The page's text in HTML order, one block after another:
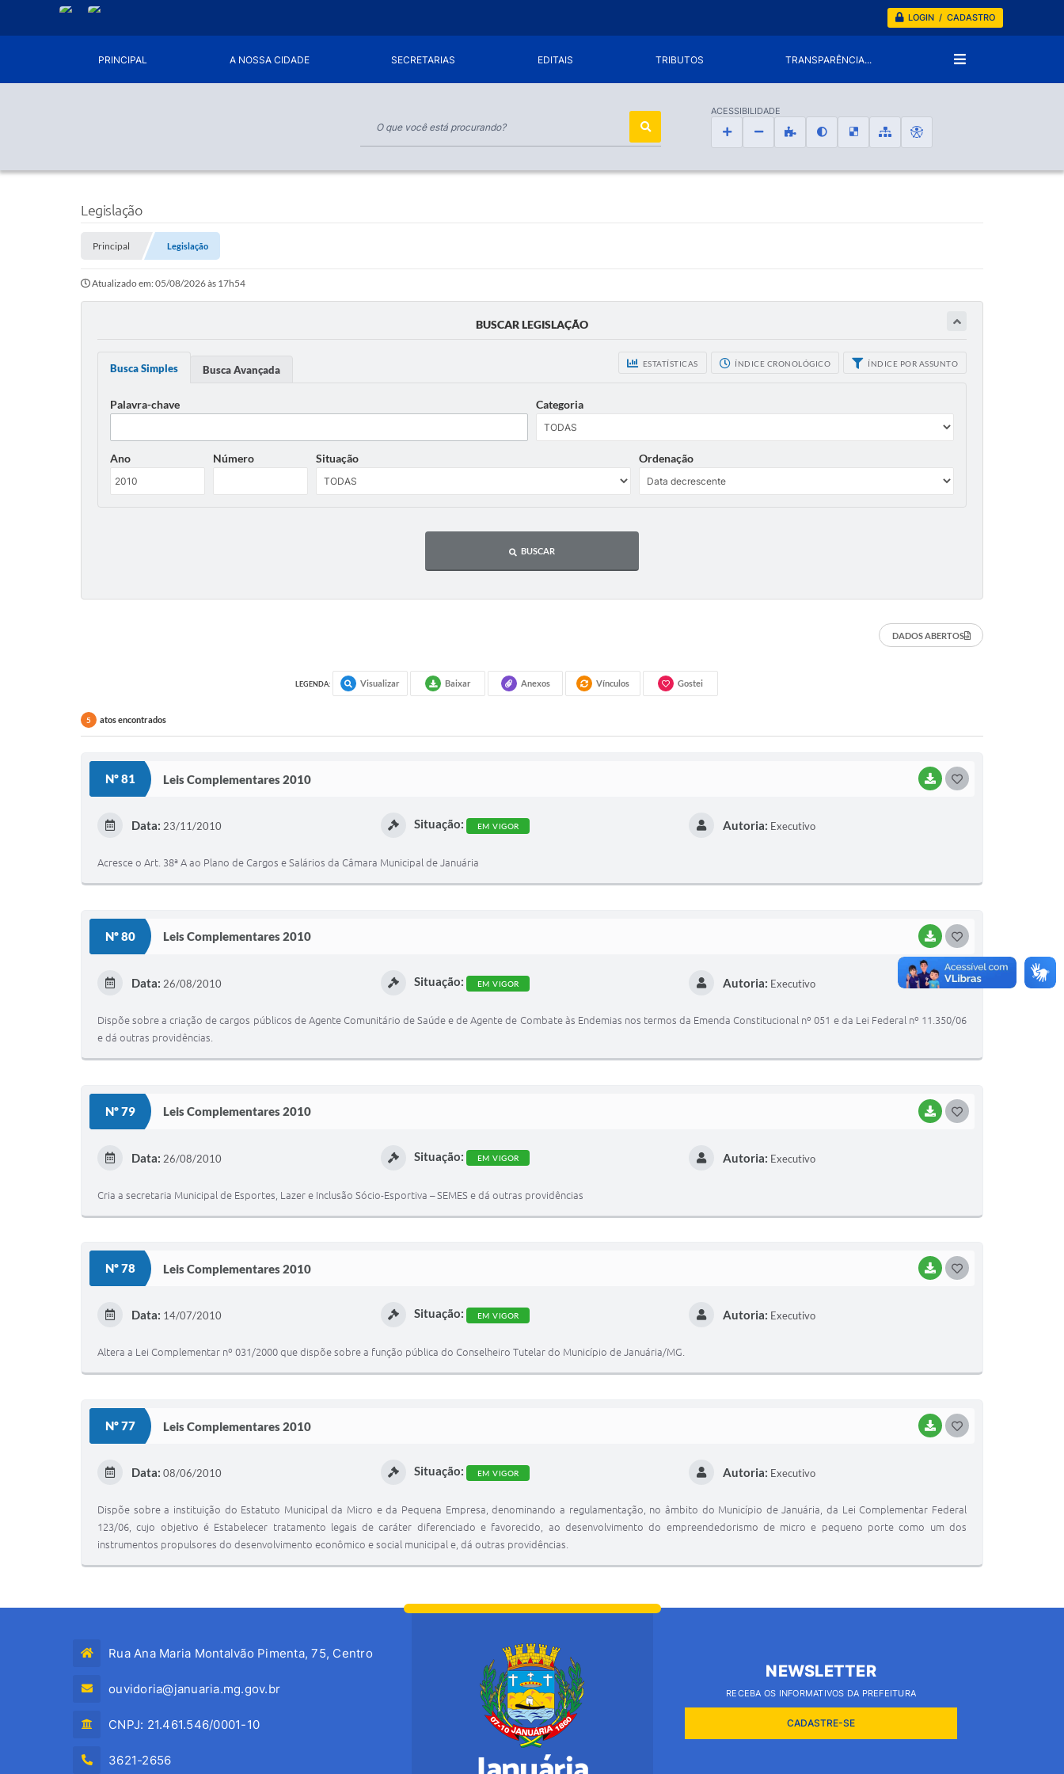
LOGIN / CADASTRO
PRINCIPAL A NOSSA CIDADE SECRETARIAS EDITAIS TRIBUTOS TRANSPARÊNCIA...
ACESSIBILIDADE
Legislação
Principal Legislação
Atualizado em: 05/08/2026 às 17h54
BUSCAR LEGISLAÇÃO
ESTATÍSTICAS ÍNDICE CRONOLÓGICO ÍNDICE POR ASSUNTO
Busca Simples Busca Avançada
Palavra-chave Categoria
Ano Número Situação Ordenação
BUSCAR
DADOS ABERTOS
LEGENDA: Visualizar Baixar Anexos Vínculos Gostei
5 atos encontrados
Nº 81 Leis Complementares 2010 BAIXAR
Data: 23/11/2010 Situação: EM VIGOR Autoria: Executivo
Acresce o Art. 38ª A ao Plano de Cargos e Salários da Câmara Municipal de Januária
Nº 80 Leis Complementares 2010 BAIXAR
S
I
Data: 26/08/2010 Situação: EM VIGOR Autoria: Executivo
Dispõe sobre a criação de cargos públicos de Agente Comunitário de Saúde e de Agente de Combate às Endemias nos termos da Emenda Constitucional nº 051 e da Lei Federal nº 11.350/06
e dá outras providências.
Nº 79 Leis Complementares 2010 BAIXAR
Data: 26/08/2010 Situação: EM VIGOR Autoria: Executivo
Cria a secretaria Municipal de Esportes, Lazer e Inclusão Sócio-Esportiva – SEMES e dá outras providências
Nº 78 Leis Complementares 2010 BAIXAR
Data: 14/07/2010 Situação: EM VIGOR Autoria: Executivo
Altera a Lei Complementar nº 031/2000 que dispõe sobre a função pública do Conselheiro Tutelar do Município de Januária/MG.
Nº 77 Leis Complementares 2010 BAIXAR
Data: 08/06/2010 Situação: EM VIGOR Autoria: Executivo
Dispõe sobre a instituição do Estatuto Municipal da Micro e da Pequena Empresa, denominando a regulamentação, no âmbito do Município de Januária, da Lei Complementar Federal
123/06, cujo objetivo é Estabelecer tratamento legais de caráter diferenciado e favorecido, ao desenvolvimento do empreendedorismo de micro e pequeno porte como um dos
instrumentos propulsores do desenvolvimento econômico e social municipal e, dá outras providências.
Rua Ana Maria Montalvão Pimenta, 75, Centro
ouvidoria@januaria.mg.gov.br
CNPJ: 21.461.546/0001-10
3621-2656
NEWSLETTER
RECEBA OS INFORMATIVOS DA PREFEITURA
CADASTRE-SE